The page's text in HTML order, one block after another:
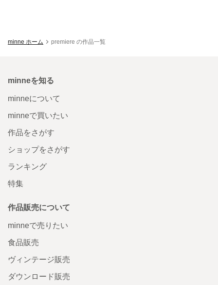
minne ホーム premiere の作品一覧
minneを知る
minneについて
minneで買いたい
作品をさがす
ショップをさがす
ランキング
特集
作品販売について
minneで売りたい
食品販売
ヴィンテージ販売
ダウンロード販売